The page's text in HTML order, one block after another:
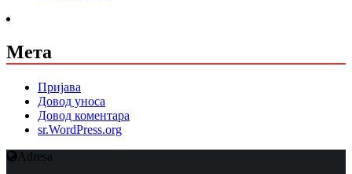
Мета
Пријава
Довод уноса
Довод коментара
sr.WordPress.org
Adresa